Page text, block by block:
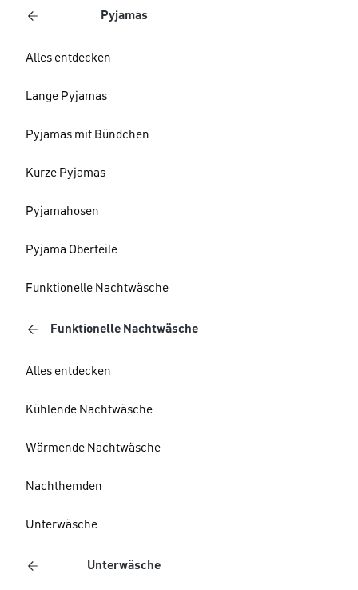
Pyjamas
Alles entdecken
Lange Pyjamas
Pyjamas mit Bündchen
Kurze Pyjamas
Pyjamahosen
Pyjama Oberteile
Funktionelle Nachtwäsche
Funktionelle Nachtwäsche
Alles entdecken
Kühlende Nachtwäsche
Wärmende Nachtwäsche
Nachthemden
Unterwäsche
Unterwäsche